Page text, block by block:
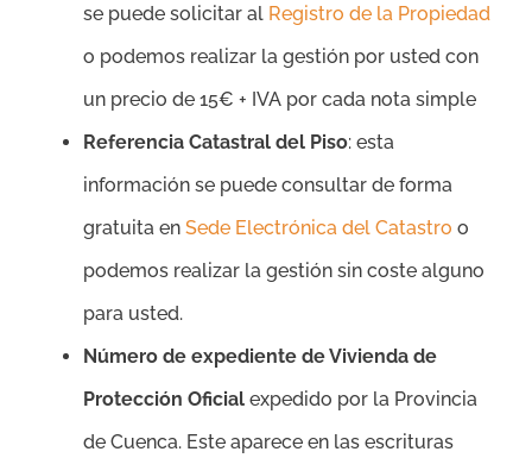
se puede solicitar al Registro de la Propiedad
o podemos realizar la gestión por usted con
un precio de 15€ + IVA por cada nota simple
Referencia Catastral del Piso: esta
información se puede consultar de forma
gratuita en Sede Electrónica del Catastro o
podemos realizar la gestión sin coste alguno
para usted.
Número de expediente de Vivienda de
Protección Oficial expedido por la Provincia
de Cuenca. Este aparece en las escrituras